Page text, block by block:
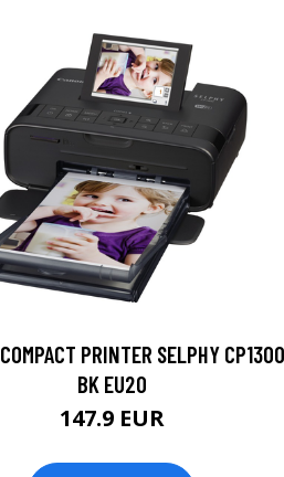
PRINTER SELPHY CP1300
BK EU20
147.9 EUR